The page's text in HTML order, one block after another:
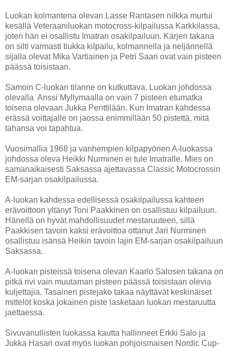
Luokan kolmantena olevan Lasse Rantasen nilkka murtui
kesällä Veteraaniluokan motocross-kilpailussa Karkkilassa,
joten hän ei osallistu Imatran osakilpailuun. Kärjen takana
on silti varmasti tiukka kilpailu, kolmannella ja neljännellä
sijalla olevat Mika Vartiainen ja Petri Saari ovat vain pisteen
päässä toisistaan.
Samoin C-luokan tilanne on kutkuttava. Luokan johdossa
olevalla Anssi Myllymaalla on vain 7 pisteen etumatka
toisena olevaan Jukka Penttilään. Kun Imatran kahdessa
erässä voittajalle on jaossa enimmillään 50 pistettä, mitä
tahansa voi tapahtua.
Vuosimallia 1968 ja vanhempien kilpapyörien A-luokassa
johdossa oleva Heikki Nurminen ei tule Imatralle. Mies on
samanaikaisesti Saksassa ajettavassa Classic Motocrossin
EM-sarjan osakilpailussa.
A-luokan kahdessa edellisessä osakilpailussa kahteen
erävoittoon yltänyt Toni Paakkinen on osallistuu kilpailuun.
Hänellä on hyvät mahdollisuudet mestaruuteen, sillä
Paakkisen tavoin kaksi erävoittoa ottanut Jari Nurminen
osallistuu isänsä Heikin tavoin lajin EM-sarjan osakilpailuun
Saksassa.
A-luokan pisteissä toisena olevan Kaarlo Salosen takana on
pitkä rivi vain muutaman pisteen päässä toisistaan olevia
kuljettajia. Tasainen pistejako takaa näyttävät keskinäiset
mittelöt koska jokainen piste lasketaan luokan mestaruutta
jaettaessa.
Sivuvanullisten luokassa kautta hallinneet Erkki Salo ja
Jukka Hasari ovat myös luokan pohjoismaisen Nordic Cup-